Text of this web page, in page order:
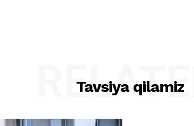
Tavsiya qilamiz
RELATED